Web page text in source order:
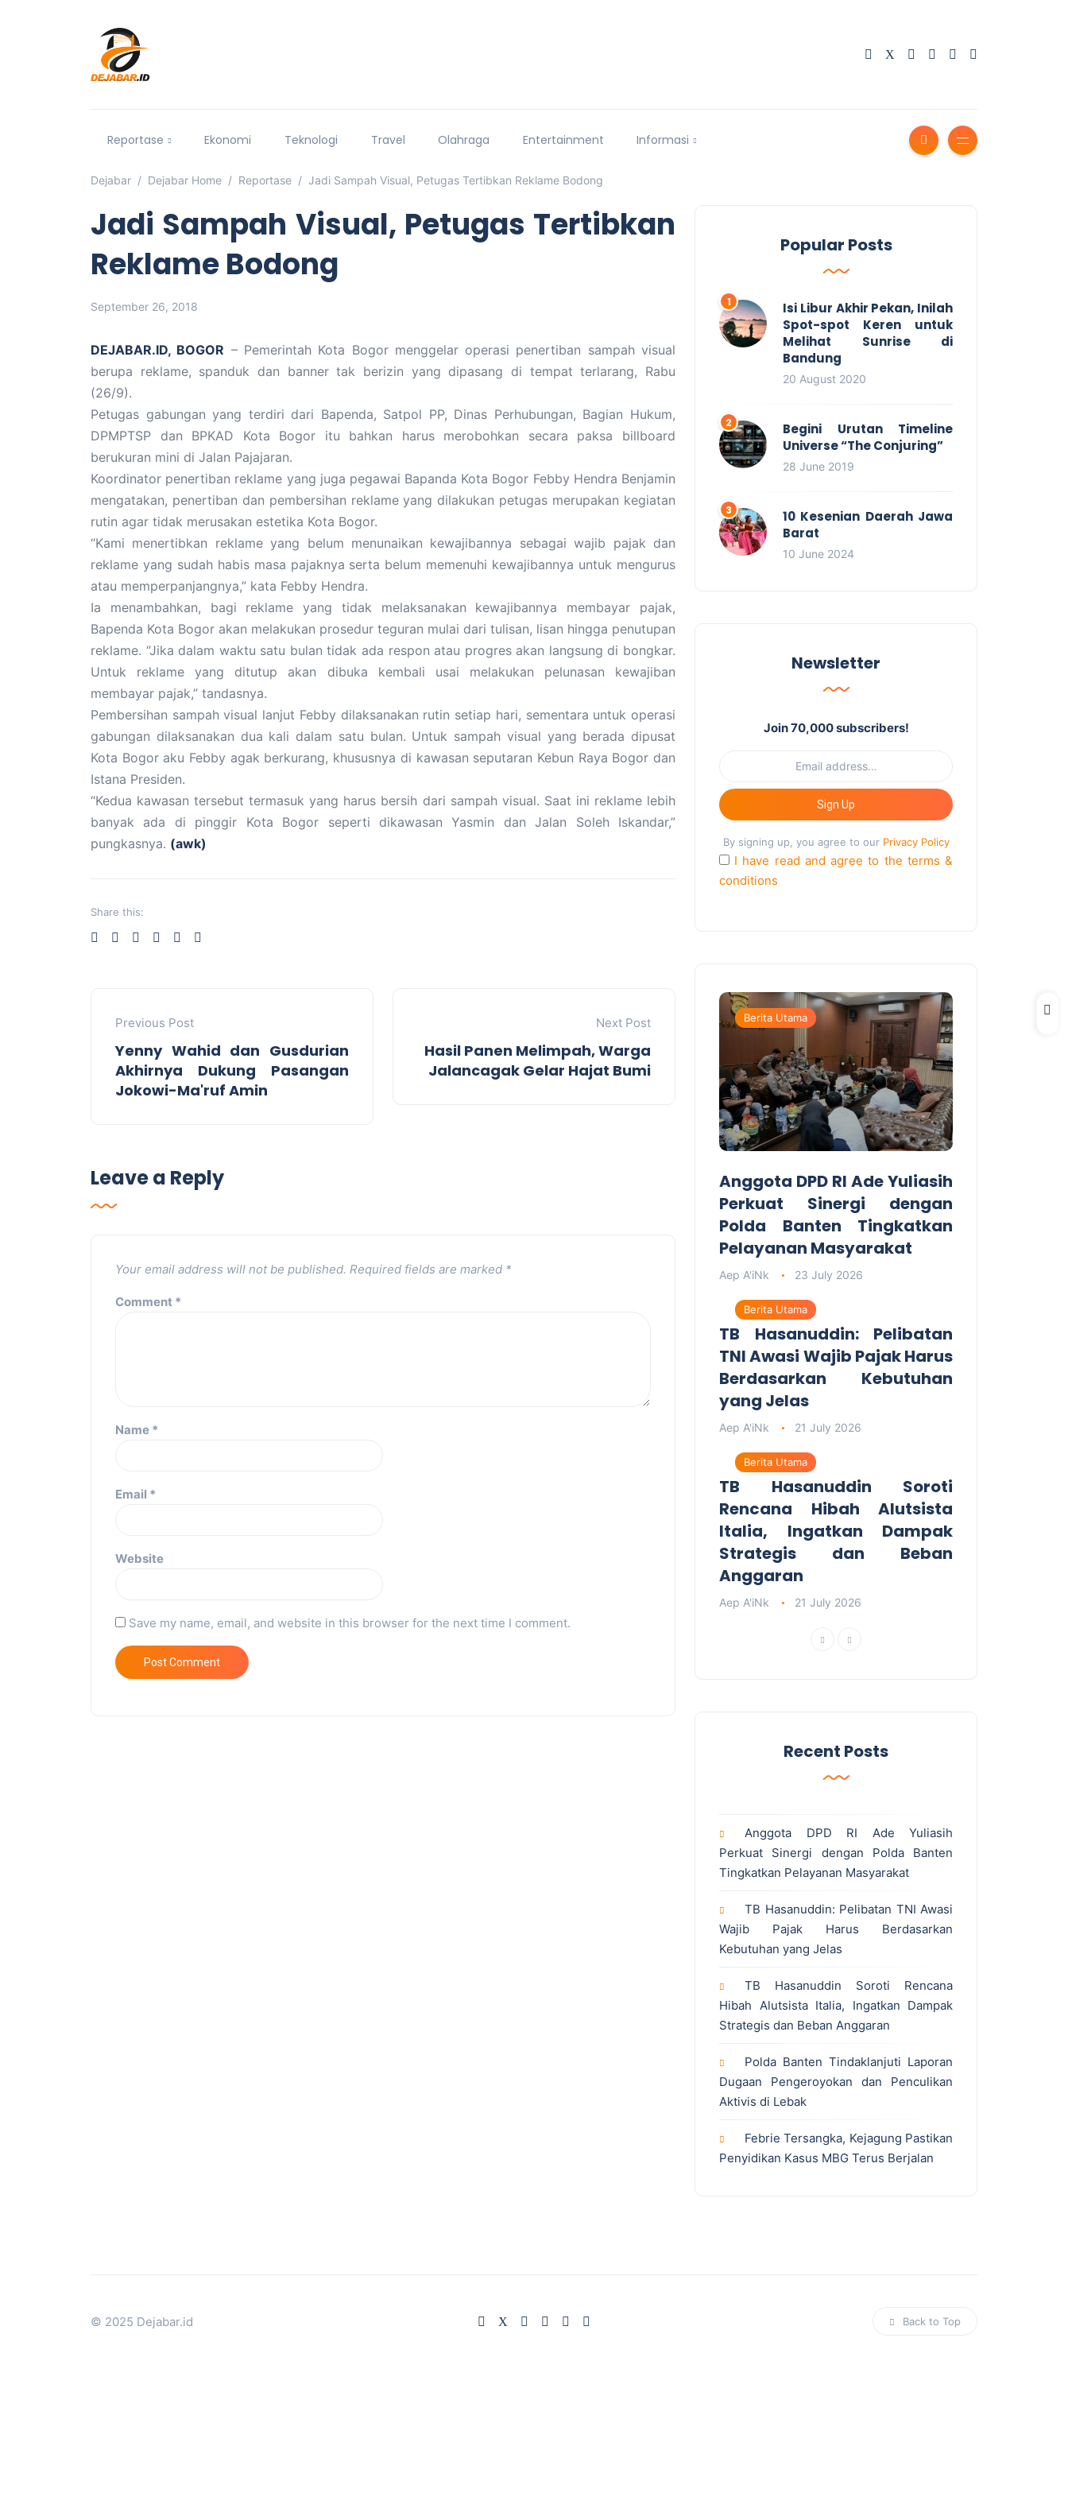
Reportase Ekonomi Teknologi Travel Olahraga Entertainment Informasi
Dejabar Dejabar Home Reportase Jadi Sampah Visual, Petugas Tertibkan Reklame Bodong
Jadi Sampah Visual, Petugas Tertibkan
Reklame Bodong
September 26, 2018
DEJABAR.ID, BOGOR – Pemerintah Kota Bogor menggelar operasi penertiban sampah visual
berupa reklame, spanduk dan banner tak berizin yang dipasang di tempat terlarang, Rabu
(26/9).
Petugas gabungan yang terdiri dari Bapenda, Satpol PP, Dinas Perhubungan, Bagian Hukum,
DPMPTSP dan BPKAD Kota Bogor itu bahkan harus merobohkan secara paksa billboard
berukuran mini di Jalan Pajajaran.
Koordinator penertiban reklame yang juga pegawai Bapanda Kota Bogor Febby Hendra Benjamin
mengatakan, penertiban dan pembersihan reklame yang dilakukan petugas merupakan kegiatan
rutin agar tidak merusakan estetika Kota Bogor.
“Kami menertibkan reklame yang belum menunaikan kewajibannya sebagai wajib pajak dan
reklame yang sudah habis masa pajaknya serta belum memenuhi kewajibannya untuk mengurus
atau memperpanjangnya,” kata Febby Hendra.
Ia menambahkan, bagi reklame yang tidak melaksanakan kewajibannya membayar pajak,
Bapenda Kota Bogor akan melakukan prosedur teguran mulai dari tulisan, lisan hingga penutupan
reklame. “Jika dalam waktu satu bulan tidak ada respon atau progres akan langsung di bongkar.
Untuk reklame yang ditutup akan dibuka kembali usai melakukan pelunasan kewajiban
membayar pajak,” tandasnya.
Pembersihan sampah visual lanjut Febby dilaksanakan rutin setiap hari, sementara untuk operasi
gabungan dilaksanakan dua kali dalam satu bulan. Untuk sampah visual yang berada dipusat
Kota Bogor aku Febby agak berkurang, khususnya di kawasan seputaran Kebun Raya Bogor dan
Istana Presiden.
“Kedua kawasan tersebut termasuk yang harus bersih dari sampah visual. Saat ini reklame lebih
banyak ada di pinggir Kota Bogor seperti dikawasan Yasmin dan Jalan Soleh Iskandar,”
pungkasnya. (awk)
Share this:
Previous Post
Yenny Wahid dan Gusdurian
Akhirnya Dukung Pasangan
Jokowi-Ma'ruf Amin
Next Post
Hasil Panen Melimpah, Warga
Jalancagak Gelar Hajat Bumi
Leave a Reply
Your email address will not be published. Required fields are marked *
Comment *
Name *
Email *
Website
Save my name, email, and website in this browser for the next time I comment.
Popular Posts
Isi Libur Akhir Pekan, Inilah
Spot-spot Keren untuk
Melihat Sunrise di
Bandung
20 August 2020
Begini Urutan Timeline
Universe “The Conjuring”
28 June 2019
10 Kesenian Daerah Jawa
Barat
10 June 2024
Newsletter
Join 70,000 subscribers!
Sign Up
By signing up, you agree to our Privacy Policy
I have read and agree to the terms &
conditions
Berita Utama
Anggota DPD RI Ade Yuliasih
Perkuat Sinergi dengan
Polda Banten Tingkatkan
Pelayanan Masyarakat
Aep A'iNk 23 July 2026
Berita Utama
TB Hasanuddin: Pelibatan
TNI Awasi Wajib Pajak Harus
Berdasarkan Kebutuhan
yang Jelas
Aep A'iNk 21 July 2026
Berita Utama
TB Hasanuddin Soroti
Rencana Hibah Alutsista
Italia, Ingatkan Dampak
Strategis dan Beban
Anggaran
Aep A'iNk 21 July 2026
Recent Posts
Anggota DPD RI Ade Yuliasih
Perkuat Sinergi dengan Polda Banten
Tingkatkan Pelayanan Masyarakat
TB Hasanuddin: Pelibatan TNI Awasi
Wajib Pajak Harus Berdasarkan
Kebutuhan yang Jelas
TB Hasanuddin Soroti Rencana
Hibah Alutsista Italia, Ingatkan Dampak
Strategis dan Beban Anggaran
Polda Banten Tindaklanjuti Laporan
Dugaan Pengeroyokan dan Penculikan
Aktivis di Lebak
Febrie Tersangka, Kejagung Pastikan
Penyidikan Kasus MBG Terus Berjalan
© 2025 Dejabar.id Back to Top